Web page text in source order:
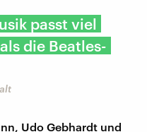
passt viel
die Beatles-
Udo Gebhardt und